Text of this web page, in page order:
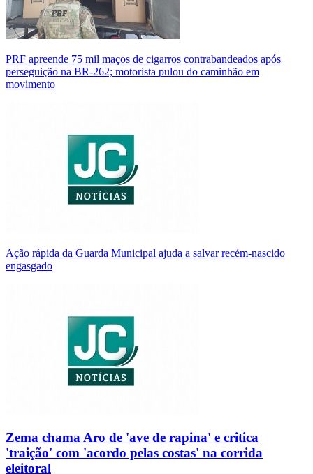
PRF apreende 75 mil maços de cigarros contrabandeados após
perseguição na BR-262; motorista pulou do caminhão em
movimento
Ação rápida da Guarda Municipal ajuda a salvar recém-nascido
engasgado
Zema chama Aro de 'ave de rapina' e critica
'traição' com 'acordo pelas costas' na corrida
eleitoral